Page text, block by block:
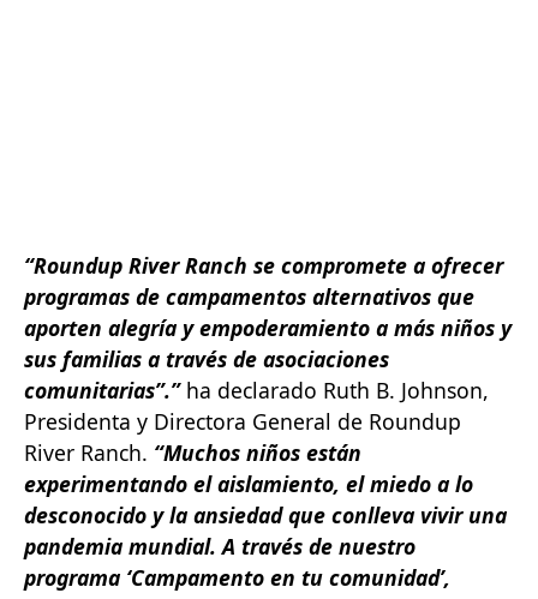
“Roundup River Ranch se compromete a ofrecer
programas de campamentos alternativos que
aporten alegría y empoderamiento a más niños y
sus familias a través de asociaciones
comunitarias”.” ha declarado Ruth B. Johnson,
Presidenta y Directora General de Roundup
River Ranch. “Muchos niños están
experimentando el aislamiento, el miedo a lo
desconocido y la ansiedad que conlleva vivir una
pandemia mundial. A través de nuestro
programa ‘Campamento en tu comunidad’,